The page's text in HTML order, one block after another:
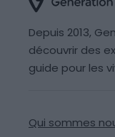
Depuis 2013,
découvrir des
guide pour les
Qui sommes